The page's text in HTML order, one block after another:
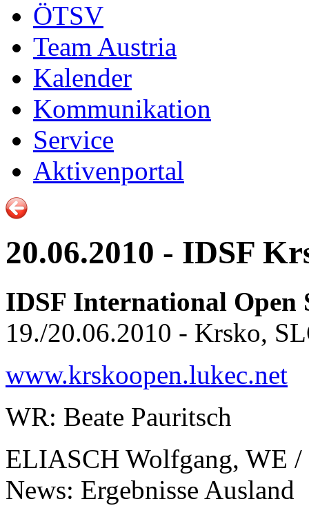
ÖTSV
Team Austria
Kalender
Kommunikation
Service
Aktivenportal
20.06.2010 - IDSF
IDSF International Open
19./20.06.2010 - Krsko,
www.krskoopen.lukec.net
WR: Beate Pauritsch
ELIASCH Wolfgang, WE /
News: Ergebnisse Ausland